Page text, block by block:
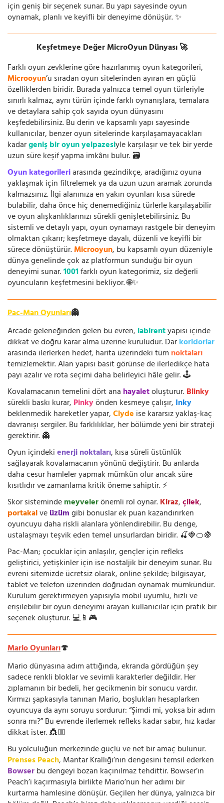
için geniş bir seçenek sunar. Bu yapı sayesinde oyun
oynamak, planlı ve keyifli bir deneyime dönüşür. ✨
Keşfetmeye Değer MicroOyun Dünyası 🚀
Farklı oyun zevklerine göre hazırlanmış oyun kategorileri,
Microoyun’u sıradan oyun sitelerinden ayıran en güçlü
özelliklerden biridir. Burada yalnızca temel oyun türleriyle
sınırlı kalmaz, aynı türün içinde farklı oynanışlara, temalara
ve detaylara sahip çok sayıda oyun dünyasını
keşfedebilirsiniz. Bu derin ve kapsamlı yapı sayesinde
kullanıcılar, benzer oyun sitelerinde karşılaşamayacakları
kadargeniş bir oyun yelpazesiyle karşılaşır ve tek bir yerde
uzun süre keşif yapma imkânı bulur. 🗃️
Oyun kategorileriarasında gezindikçe, aradığınız oyuna
yaklaşmak için filtrelemek ya da uzun uzun aramak zorunda
kalmazsınız. İlgi alanınıza en yakın oyunları kısa sürede
bulabilir, daha önce hiç denemediğiniz türlerle karşılaşabilir
ve oyun alışkanlıklarınızı sürekli genişletebilirsiniz. Bu
sistemli ve detaylı yapı, oyun oynamayı rastgele bir deneyim
olmaktan çıkarır; keşfetmeye dayalı, düzenli ve keyifli bir
sürece dönüştürür.Microoyun, bu kapsamlı oyun düzeniyle
dünya genelinde çok az platformun sunduğu bir oyun
deneyimi sunar.1001farklı oyun kategorimiz, siz değerli
oyuncuların keşfetmesini bekliyor. 🌐✨
Pac-Man Oyunları👻
Arcade geleneğinden gelen bu evren, labirentyapısı içinde
dikkat ve doğru karar alma üzerine kuruludur. Darkoridorlar
arasında ilerlerken hedef, harita üzerindeki tüm noktaları
temizlemektir. Alan yapısı basit görünse de ilerledikçe hata
payı azalır ve rota seçimi daha belirleyici hâle gelir. 🕹️
Kovalamacanın temelini dört ana hayaletoluşturur.Blinky
sürekli baskı kurar, Pinkyönden kesmeye çalışır, Inky
beklenmedik hareketler yapar,Clyde ise kararsız yaklaş-kaç
davranışı sergiler. Bu farklılıklar, her bölümde yeni bir strateji
gerektirir. 👻
Oyun içindekienerji noktaları, kısa süreli üstünlük
sağlayarak kovalamacanın yönünü değiştirir. Bu anlarda
daha cesur hamleler yapmak mümkün olur ancak süre
kısıtlıdır ve zamanlama kritik öneme sahiptir. ⚡
Skor sistemindemeyvelerönemli rol oynar.Kiraz,çilek,
portakalveüzümgibi bonuslar ek puan kazandırırken
oyuncuyu daha riskli alanlara yönlendirebilir. Bu denge,
ustalaşmayı teşvik eden temel unsurlardan biridir. 🍒🍓🍊🍇
Pac-Man; çocuklar için anlaşılır, gençler için refleks
geliştirici, yetişkinler için ise nostaljik bir deneyim sunar. Bu
evreni sitemizde ücretsiz olarak, online şekilde; bilgisayar,
tablet ve telefon üzerinden doğrudan oynamak mümkündür.
Kurulum gerektirmeyen yapısıyla mobil uyumlu, hızlı ve
erişilebilir bir oyun deneyimi arayan kullanıcılar için pratik bir
seçenek oluşturur. 💻📱🎮
Mario Oyunları🍄
Mario dünyasına adım attığında, ekranda gördüğün şey
sadece renkli bloklar ve sevimli karakterler değildir. Her
zıplamanın bir bedeli, her gecikmenin bir sonucu vardır.
Kırmızı şapkasıyla tanınan Mario, boşlukları hesaplarken
oyuncuya da aynı soruyu sordurur: “Şimdi mi, yoksa bir adım
sonra mı?” Bu evrende ilerlemek refleks kadar sabır, hız kadar
dikkat ister. 👸🏼
Bu yolculuğun merkezinde güçlü ve net bir amaç bulunur.
Prenses Peach, Mantar Krallığı’nın dengesini temsil ederken
Bowserbu dengeyi bozan kaçınılmaz tehdittir. Bowser’ın
Peach’i kaçırmasıyla birlikte Mario’nun her adımı bir
kurtarma hamlesine dönüşür. Geçilen her dünya, yalnızca bir